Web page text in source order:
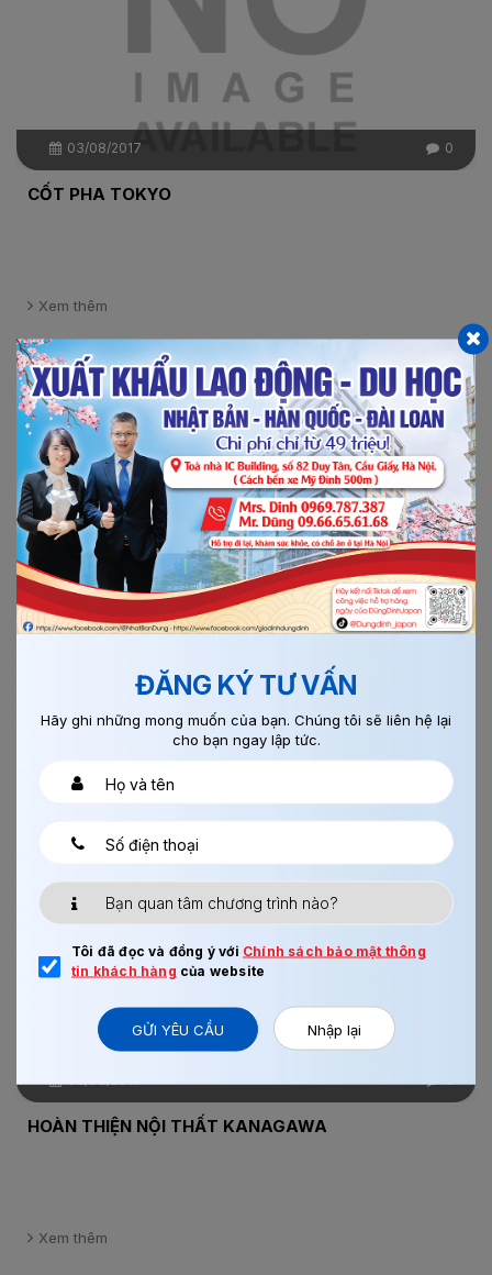
03/08/2017 0
CỐT PHA TOKYO
Xem thêm
03/08/2017 0
Chi tiết
Xem thêm
03/08/2017 0
Chi tiết
HOÀN THIỆN NỘI THẤT KANAGAWA
Xem thêm
ĐĂNG KÝ TƯ VẤN
Hãy ghi những mong muốn của bạn. Chúng tôi sẽ liên hệ lại
cho bạn ngay lập tức.
Tôi đã đọc và đồng ý với Chính sách bảo mật thông
tin khách hàng của website
GỬI YÊU CẦU Nhập lại